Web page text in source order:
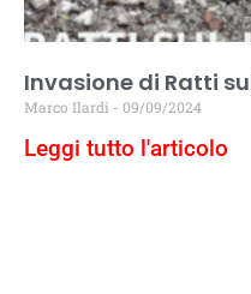
Invasione di Ratti
Marco Ilardi 09/09/2024
Leggi tutto l'articolo